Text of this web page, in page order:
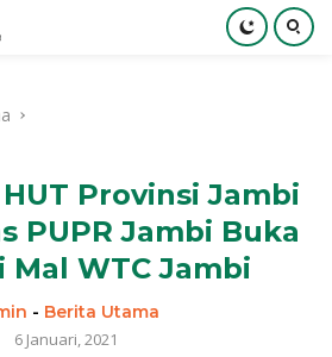
Provinsi Jambi
PUPR Jambi Buka
Mal WTC Jambi
- Berita Utama
6 Januari, 2021